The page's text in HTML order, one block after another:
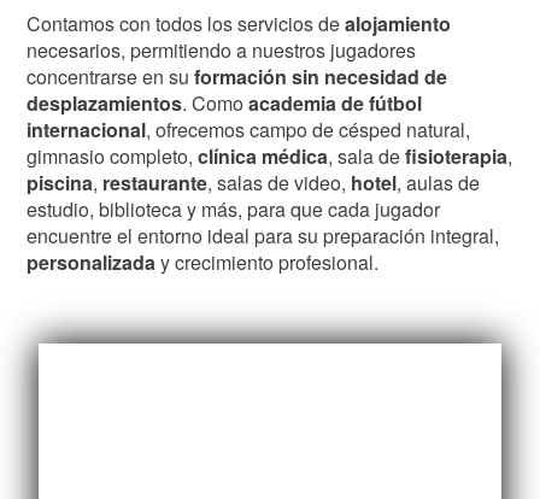
Contamos con todos los servicios dealojamiento
necesarios, permitiendo a nuestros jugadores
concentrarse en suformación sin necesidad de
desplazamientos. Comoacademia de fútbol
internacional, ofrecemos campo de césped natural,
gimnasio completo,clínica médica, sala defisioterapia,
piscina, restaurante, salas de video, hotel, aulas de
estudio, biblioteca y más, para que cada jugador
encuentre el entorno ideal para su preparación integral,
personalizaday crecimiento profesional.